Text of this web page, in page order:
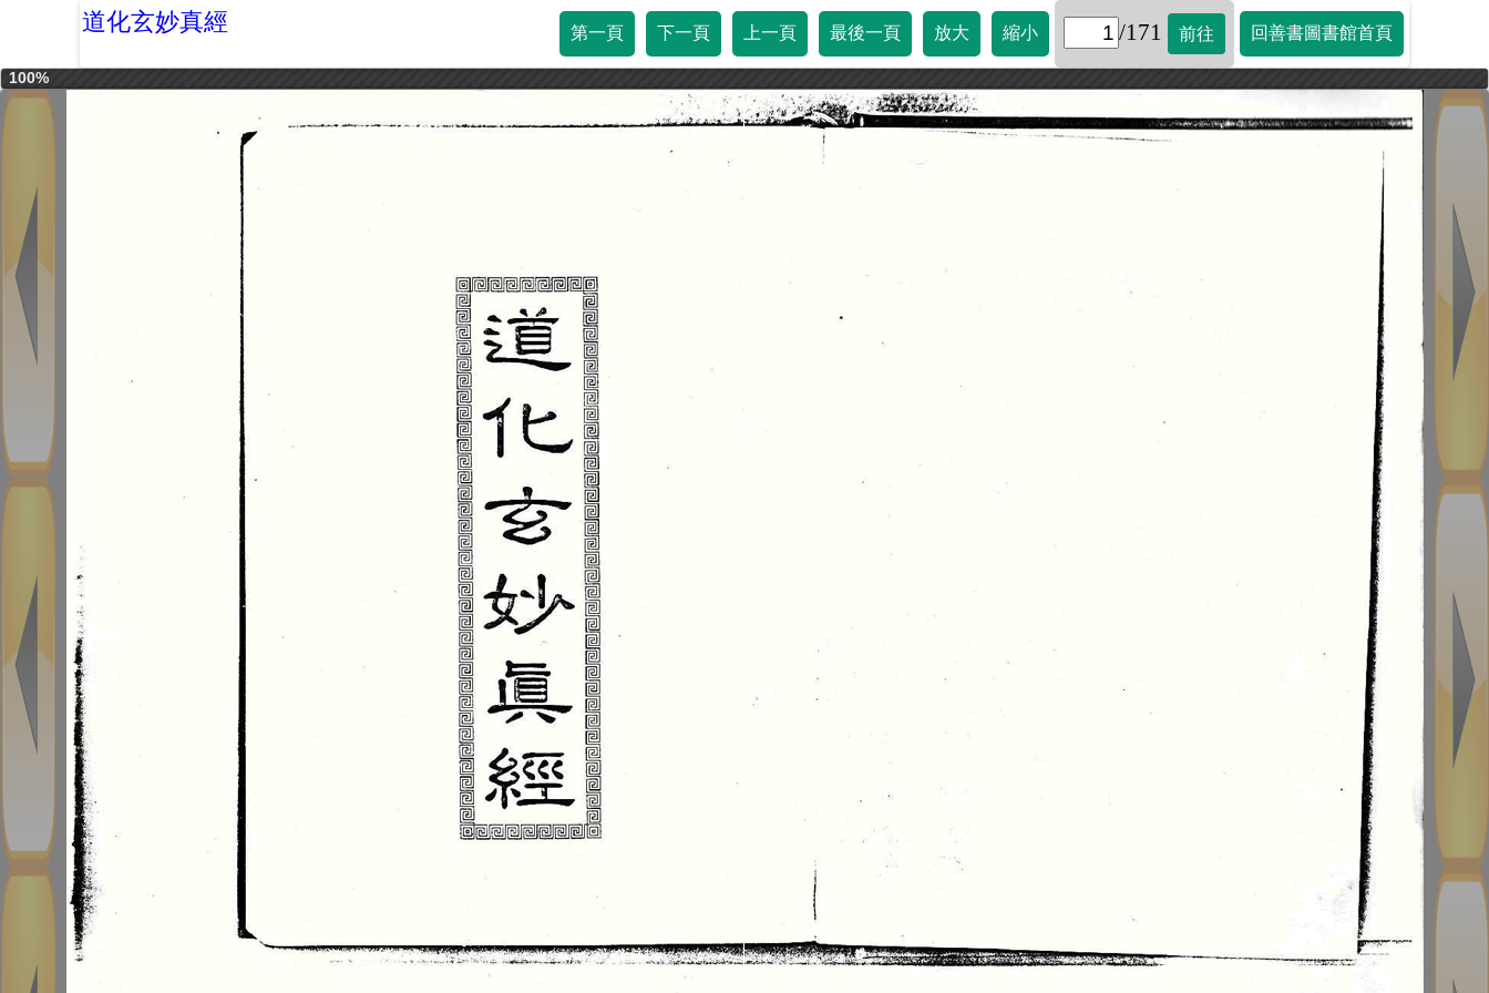
道化玄妙真經 第一頁 下一頁 上一頁 最後一頁 放大 縮小 /171 前往 回善書圖書館首頁
100%